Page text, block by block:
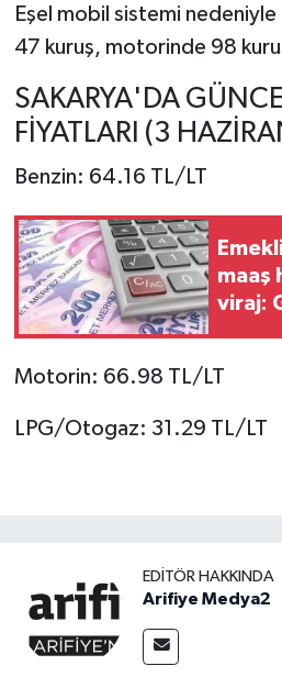
Eşel mobil sistemi
47 kuruş, motorinde 98 kuruş
SAKARYA'DA
FİYATLARI (3
Benzin: 64.16 TL/LT
maaş
viraj:
Motorin: 66.98 TL/LT
LPG/Otogaz: 31.29 TL/LT
EDITÖR HAKKINDA
Arifiye Medya2